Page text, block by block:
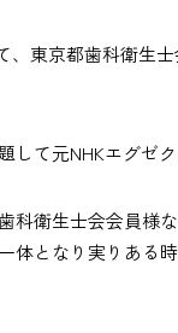
、東京都歯科衛生
して元NHKエグゼ
科衛生士会会員様
となり実りある時